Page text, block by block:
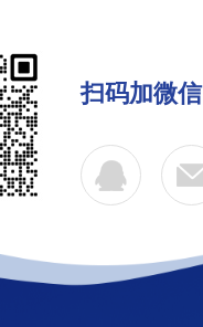
扫码加微信